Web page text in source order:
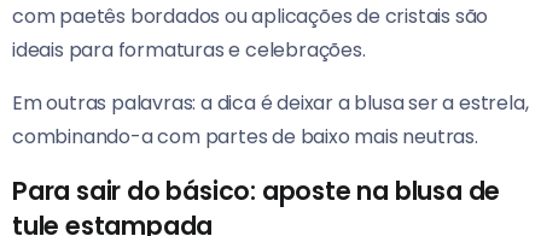
com paetês bordados ou aplicações de cristais são
ideais para formaturas e celebrações.
Em outras palavras: a dica é deixar a blusa ser a estrela,
combinando-a com partes de baixo mais neutras.
Para sair do básico: aposte na blusa de
tule estampada